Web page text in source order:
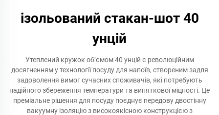
ізольований стакан-шот 40
унцій
Утеплений кружок об’ємом 40 унцій є революційним
досягненням у технології посуду для напоїв, створеним задля
задоволення вимог сучасних споживачів, які потребують
надійного збереження температури та виняткової міцності. Це
преміальне рішення для посуду поєднує передову двостінну
вакуумну ізоляцію з високоякісною конструкцією з